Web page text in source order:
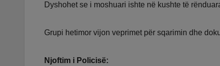
Dyshohet se i moshuari ishte në kushte të
Grupi hetimor vijon veprimet për sqarimin dhe
Njoftim i Policisë: